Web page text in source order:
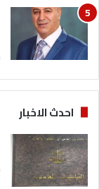
ل
ص
ر
ا
ل
ي
و
م
احدث الاخبار